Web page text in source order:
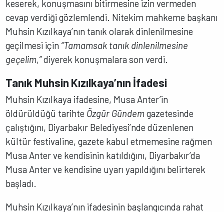
keserek, konuşmasını bitirmesine izin vermeden
cevap verdiği gözlemlendi. Nitekim mahkeme başkanı
Muhsin Kızılkaya’nın tanık olarak dinlenilmesine
geçilmesi için “Tamamsak tanık dinlenilmesine
geçelim,”diyerek konuşmalara son verdi.
Tanık Muhsin Kızılkaya’nın İfadesi
Muhsin Kızılkaya ifadesine, Musa Anter’in
öldürüldüğü tarihte Özgür Gündemgazetesinde
çalıştığını, Diyarbakır Belediyesi’nde düzenlenen
kültür festivaline, gazete kabul etmemesine rağmen
Musa Anter ve kendisinin katıldığını, Diyarbakır’da
Musa Anter ve kendisine uyarı yapıldığını belirterek
başladı.
Muhsin Kızılkaya’nın ifadesinin başlangıcında rahat